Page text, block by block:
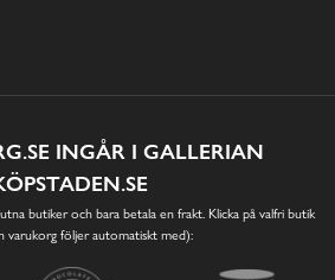
INGÅR I GALLERIAN
butiker och bara betala en frakt. Klicka på valfri butik
varukorg följer automatiskt med):